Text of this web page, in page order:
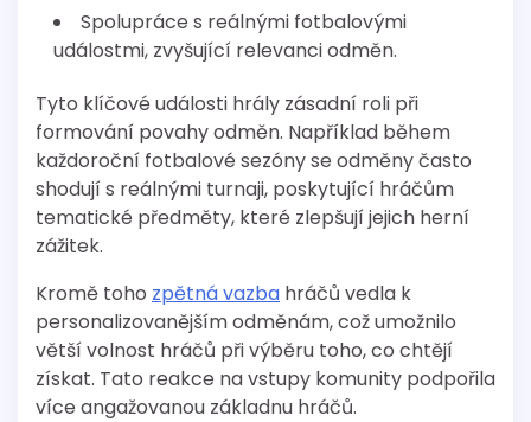
Spolupráce s reálnými fotbalovými
událostmi, zvyšující relevanci odměn.
Tyto klíčové události hrály zásadní roli při
formování povahy odměn. Například během
každoroční fotbalové sezóny se odměny často
shodují s reálnými turnaji, poskytující hráčům
tematické předměty, které zlepšují jejich herní
zážitek.
Kromě toho zpětná vazba hráčů vedla k
personalizovanějším odměnám, což umožnilo
větší volnost hráčů při výběru toho, co chtějí
získat. Tato reakce na vstupy komunity podpořila
více angažovanou základnu hráčů.